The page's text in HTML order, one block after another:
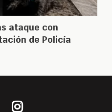
ataque con
de Policía